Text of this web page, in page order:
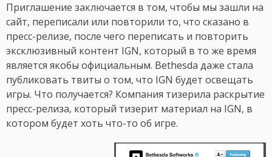
Приглашение заключается в том, чтобы мы зашли на
сайт, переписали или повторили то, что сказано в
пресс-релизе, после чего переписать и повторить
эксклюзивный контент IGN, который в то же время
является якобы официальным. Bethesda даже стала
публиковать твиты о том, что IGN будет освещать
игры. Что получается? Компания тизерила раскрытие
пресс-релиза, который тизерит материал на IGN, в
котором будет хоть что-то об игре.